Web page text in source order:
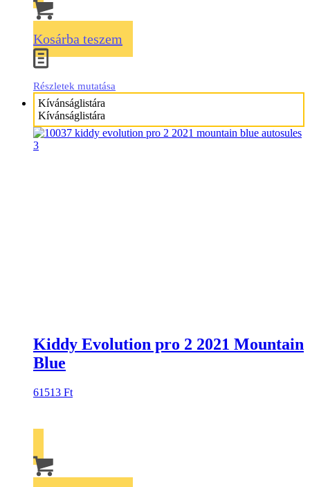
Kosárba teszem
Részletek mutatása
Kívánságlistára
Kívánságlistára
Kiddy Evolution pro 2 2021 Mountain
Blue
61513 Ft